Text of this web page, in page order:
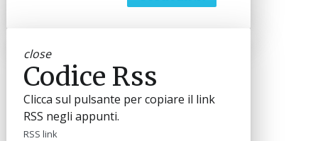
close
Codice Rss
Clicca sul pulsante per copiare il link
RSS negli appunti.
RSS link